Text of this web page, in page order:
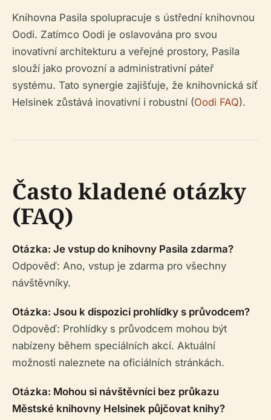
Knihovna Pasila spolupracuje s ústřední knihovnou
Oodi. Zatímco Oodi je oslavována pro svou
inovativní architekturu a veřejné prostory, Pasila
slouží jako provozní a administrativní páteř
systému. Tato synergie zajišťuje, že knihovnická síť
Helsinek zůstává inovativní i robustní (Oodi FAQ).
Často kladené otázky
(FAQ)
Otázka: Je vstup do knihovny Pasila zdarma?
Odpověď: Ano, vstup je zdarma pro všechny
návštěvníky.
Otázka: Jsou k dispozici prohlídky s průvodcem?
Odpověď: Prohlídky s průvodcem mohou být
nabízeny během speciálních akcí. Aktuální
možnosti naleznete na oficiálních stránkách.
Otázka: Mohou si návštěvníci bez průkazu
Městské knihovny Helsinek půjčovat knihy?